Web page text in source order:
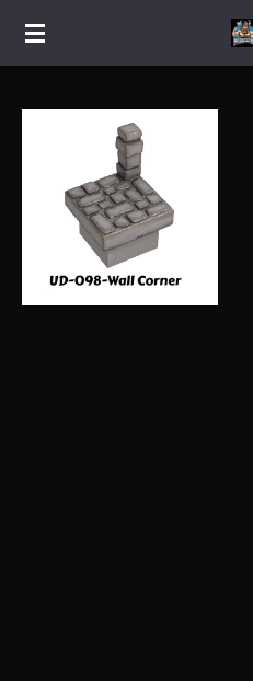
Zum